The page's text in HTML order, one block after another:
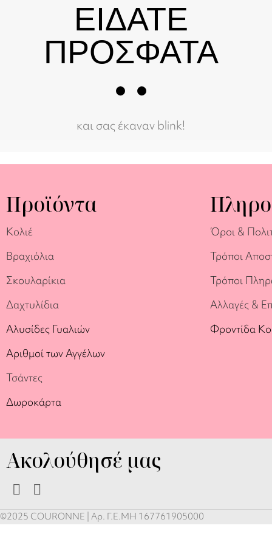
ΕΙΔΑΤΕ
ΠΡΟΣΦΑΤΑ
και σας έκαναν blink!
Προϊόντα
Κολιέ
Βραχιόλια
Σκουλαρίκια
Δαχτυλίδια
Αλυσίδες Γυαλιών
Αριθμοί των Αγγέλων
Τσάντες
Δωροκάρτα
Όροι &
Τρόποι
Τρόποι
Αλλαγές &
Φροντίδα
Ακολούθησέ μας
©2025 COURONNE | Αρ. Γ.Ε.ΜΗ 167761905000